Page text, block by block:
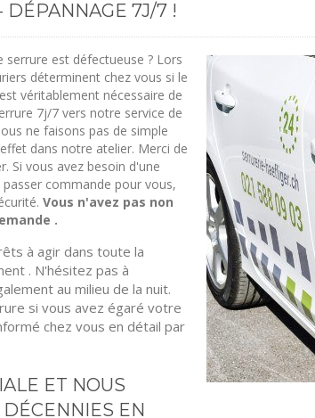
DÉPANNAGE 7J/7 !
est défectueuse ? Lors
déterminent chez vous si le
véritablement nécessaire de
7j/7 vers notre service de
ne faisons pas de simple
dans notre atelier. Merci de
Si vous avez besoin d'une
commande pour vous,
Vous n'avez pas non
.
à agir dans toute la
. N'hésitez pas à
au milieu de la nuit.
si vous avez égaré votre
chez vous en détail par
ET NOUS
EN